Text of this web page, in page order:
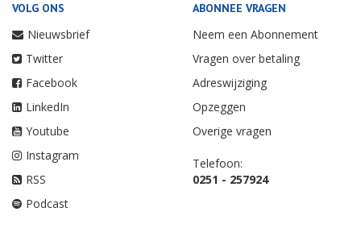
VOLG ONS
Nieuwsbrief
Twitter
Facebook
LinkedIn
Youtube
Instagram
RSS
Podcast
ABONNEE VRAGEN
Neem een Abonnement
Vragen over betaling
Adreswijziging
Opzeggen
Overige vragen
Telefoon:
0251 - 257924